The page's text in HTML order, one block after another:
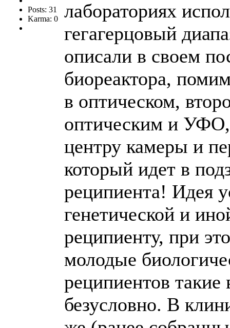
Posts: 31
Karma: 0
лабораториях
гегагерцовый
описали в своем
биореактора,
в оптическом,
оптическим и
центру камеры и
который идет в
реципиента! Идея
генетической и
реципиенту, при
молодые
реципиентов
безусловно. В